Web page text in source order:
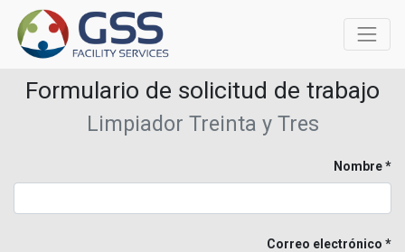
Formulario de solicitud de trabajo
Limpiador Treinta y Tres
Nombre
Correo electrónico